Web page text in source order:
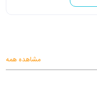
مشاهده همه